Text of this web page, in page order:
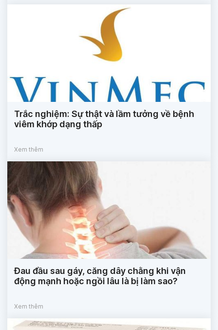
Trắc nghiệm: Sự thật và lầm tưởng về bệnh
viêm khớp dạng thấp
Xem thêm
Đau đầu sau gáy, căng dây chằng khi vận
động mạnh hoặc ngồi lâu là bị làm sao?
Xem thêm